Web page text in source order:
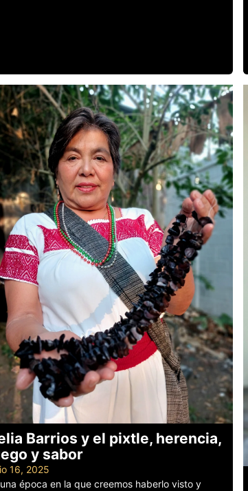
Barrios y el pixtle, herencia,
y sabor
16, 2025
época en la que creemos haberlo visto y